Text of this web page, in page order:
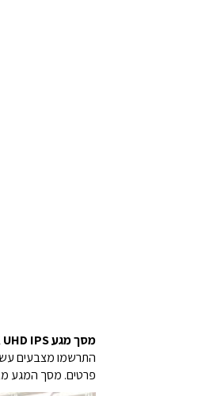
מסך מגע IPS ‏4K UHD ‏31.5 אינץ'
פרטים. מסך המגע